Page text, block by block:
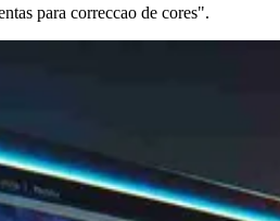
para correccao de cores".